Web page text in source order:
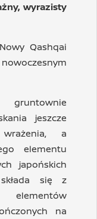
wyrazisty
Qashqai
gruntownie
jeszcze
wrażenia, a
elementu
japońskich
się z
elementów
na